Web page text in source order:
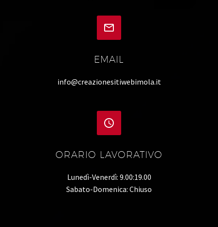


EMAIL
info@creazionesitiwebimola.it


ORARIO LAVORATIVO
Lunedì-Venerdì: 9.00:19.00
Sabato-Domenica: Chiuso